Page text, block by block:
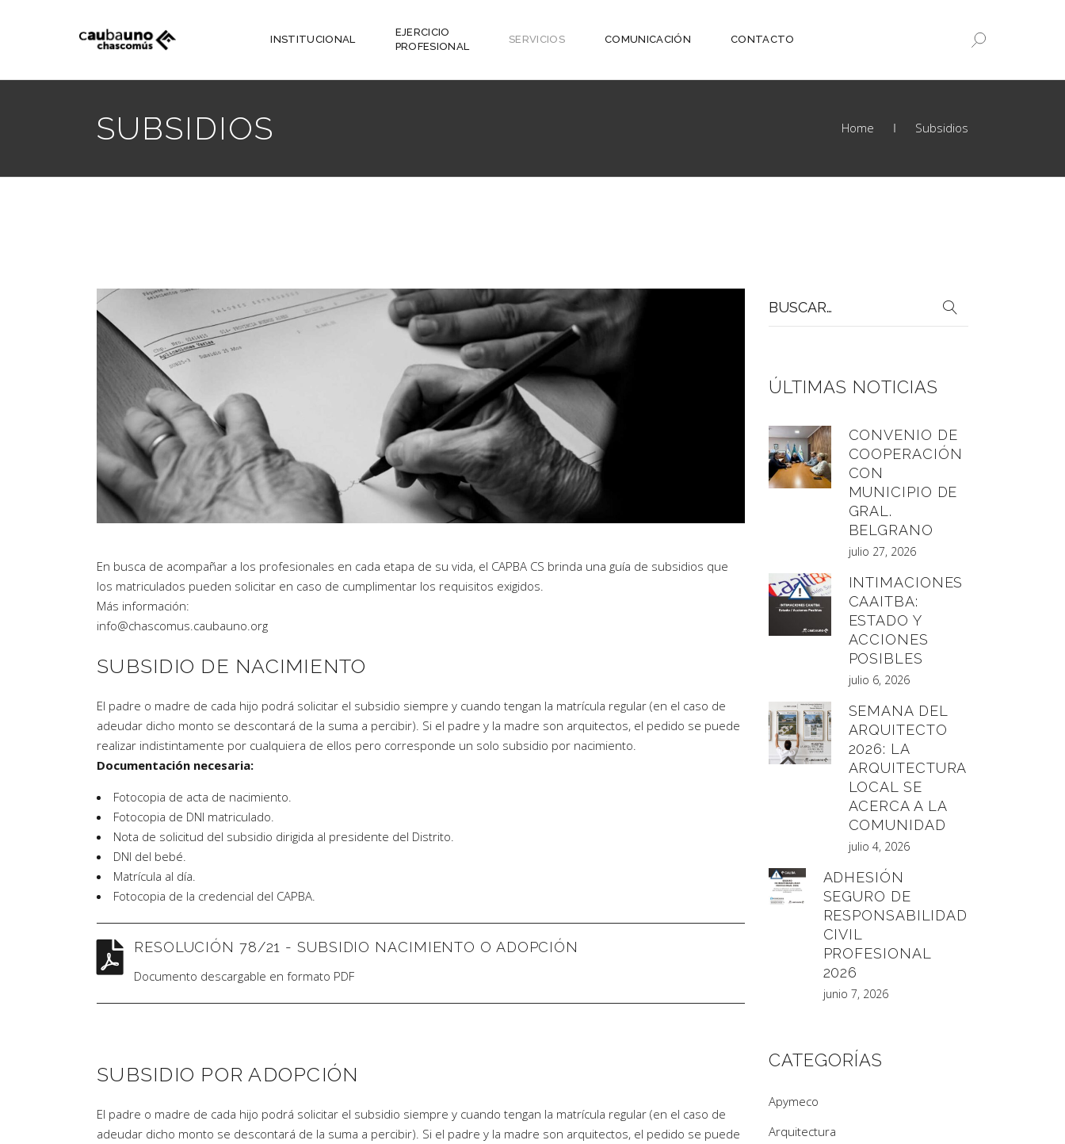
INSTITUCIONAL
EJERCICIO
PROFESIONAL
SERVICIOS COMUNICACIÓN CONTACTO
SUBSIDIOS Home Subsidios
En busca de acompañar a los profesionales en cada etapa de su vida, el CAPBA CS brinda una guía de subsidios que
los matriculados pueden solicitar en caso de cumplimentar los requisitos exigidos.
Más información:
info@chascomus.caubauno.org
SUBSIDIO DE NACIMIENTO
El padre o madre de cada hijo podrá solicitar el subsidio siempre y cuando tengan la matrícula regular (en el caso de
adeudar dicho monto se descontará de la suma a percibir). Si el padre y la madre son arquitectos, el pedido se puede
realizar indistintamente por cualquiera de ellos pero corresponde un solo subsidio por nacimiento.
Documentación necesaria:
Fotocopia de acta de nacimiento.
Fotocopia de DNI matriculado.
Nota de solicitud del subsidio dirigida al presidente del Distrito.
DNI del bebé.
Matrícula al día.
Fotocopia de la credencial del CAPBA.
RESOLUCIÓN 78/21 - SUBSIDIO NACIMIENTO O ADOPCIÓN
Documento descargable en formato PDF
SUBSIDIO POR ADOPCIÓN
El padre o madre de cada hijo podrá solicitar el subsidio siempre y cuando tengan la matrícula regular (en el caso de
adeudar dicho monto se descontará de la suma a percibir). Si el padre y la madre son arquitectos, el pedido se puede
por:
ÚLTIMAS NOTICIAS
CONVENIO DE
COOPERACIÓN
CON
MUNICIPIO DE
GRAL.
BELGRANO
julio 27, 2026
INTIMACIONES
CAAITBA:
ESTADO Y
ACCIONES
POSIBLES
julio 6, 2026
SEMANA DEL
ARQUITECTO
2026: LA
ARQUITECTURA
LOCAL SE
ACERCA A LA
COMUNIDAD
julio 4, 2026
ADHESIÓN
SEGURO DE
RESPONSABILIDAD
CIVIL
PROFESIONAL
2026
junio 7, 2026
CATEGORÍAS
Apymeco
Arquitectura